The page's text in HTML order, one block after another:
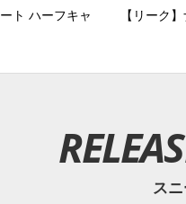
ト ハーフキャ
【リーク
ス